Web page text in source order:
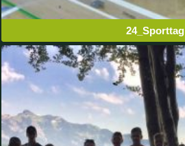
24_Sporttag